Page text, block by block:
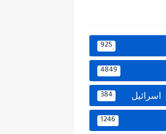
925
4849
اسرائيل 384
1246